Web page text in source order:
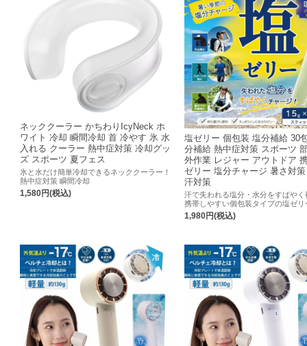
ネッククーラー かちわりIcyNeck ホ
ワイト 冷却 瞬間冷却 首 冷やす 氷 水
入れる クーラー 熱中症対策 冷却グッ
ズ スポーツ 夏フェス
氷と水だけ簡単冷却できるネッククーラー！
熱中症対策 瞬間冷却
1,580円(税込)
塩ゼリー 個包装 塩分補給 30
分補給 熱中症対策 スポーツ
外作業 レジャー アウトドア
ゼリー 塩分チャージ 暑さ対
汗対策
汗で失われる塩分・水分をすばやく
携帯しやすい個包装タイプの塩ゼリ
1,980円(税込)